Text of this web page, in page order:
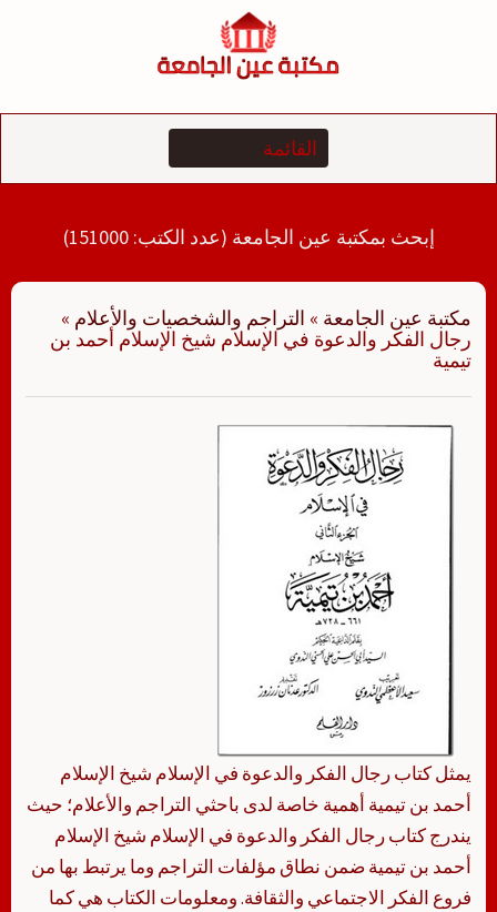
إبحث بمكتبة عين الجامعة (عدد الكتب: 151000)
مكتبة عين الجامعة » التراجم والشخصيات والأعلام »
رجال الفكر والدعوة في الإسلام شيخ الإسلام أحمد بن
تيمية
يمثل كتاب رجال الفكر والدعوة في الإسلام شيخ الإسلام
أحمد بن تيمية أهمية خاصة لدى باحثي التراجم والأعلام؛ حيث
يندرج كتاب رجال الفكر والدعوة في الإسلام شيخ الإسلام
أحمد بن تيمية ضمن نطاق مؤلفات التراجم وما يرتبط بها من
فروع الفكر الاجتماعي والثقافة. ومعلومات الكتاب هي كما